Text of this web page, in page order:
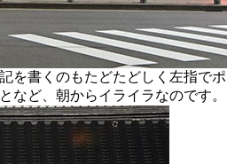
を書くのもたどたどしく左指で
など、朝からイライラなのです。